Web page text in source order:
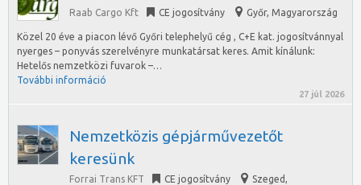
Raab Cargo Kft CE jogosítvány Győr, Magyarország
Közel 20 éve a piacon lévő Győri telephelyű cég , C+E kat. jogosítvánnyal
nyerges – ponyvás szerelvényre munkatársat keres. Amit kínálunk:
Hetelős nemzetközi fuvarok –…
További információ
27 júl 2026
Nemzetközis gépjárművezetőt
keresünk
Forrai Trans KFT CE jogosítvány Szeged,